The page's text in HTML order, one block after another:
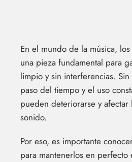
En el mundo de la música,
una pieza fundamental para
limpio y sin interferencias.
paso del tiempo y el uso
pueden deteriorarse y
sonido.
Por eso, es importante
para mantenerlos en perfecto